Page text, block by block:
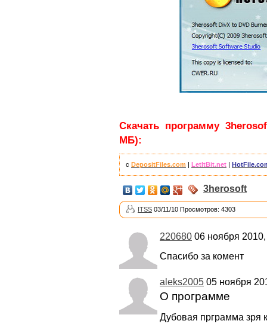
Скачать программу
МБ):
с DepositFiles.com LetItBit.net
3herosoft
ITSS 03/11/10 Просмотров: 4303
220680 06 ноября
Спасибо за комент
aleks2005 05 ноября
О программе
Дубовая прграмма зря